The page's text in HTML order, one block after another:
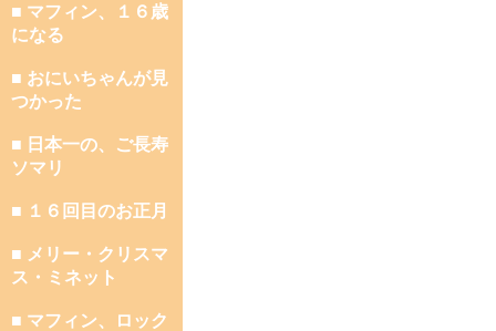
■ マフィン、１６歳
になる
■ おにいちゃんが見
つかった
■ 日本一の、ご長寿
ソマリ
■ １６回目のお正月
■ メリー・クリスマ
ス・ミネット
■ マフィン、ロック